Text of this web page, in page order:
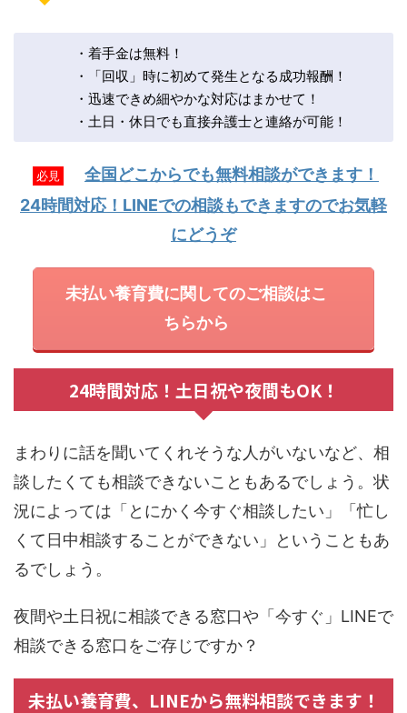
・着手金は無料！
・「回収」時に初めて発生となる成功報酬！
・迅速できめ細やかな対応はまかせて！
・土日・休日でも直接弁護士と連絡が可能！
必見
全国どこからでも無料相談ができます！
24時間対応！LINEでの相談もできますのでお気軽
にどうぞ
未払い養育費に関してのご相談はこ
ちらから
24時間対応！土日祝や夜間もOK！
まわりに話を聞いてくれそうな人がいないなど、相
談したくても相談できないこともあるでしょう。状
況によっては「とにかく今すぐ相談したい」「忙し
くて日中相談することができない」ということもあ
るでしょう。
夜間や土日祝に相談できる窓口や「今すぐ」LINEで
相談できる窓口をご存じですか？
未払い養育費、LINEから無料相談できます！